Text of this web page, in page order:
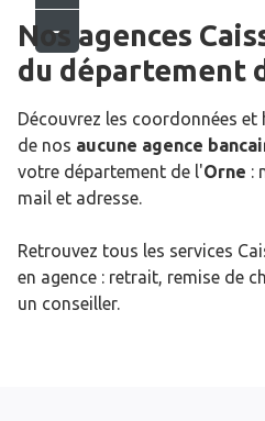
Nos agences
du département
Découvrez les coordonnées et
de nos aucune agence
votre département de l'Orne :
mail et adresse.
Retrouvez tous les services
en agence : retrait, remise de
un conseiller.